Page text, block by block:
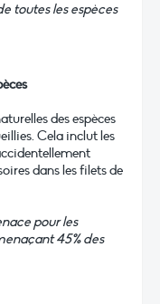
toutes les espèces
des espèces
Cela inclut les
dans les filets de
pour les
45% des